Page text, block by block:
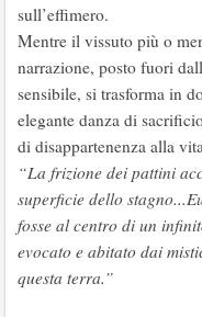
sull’effimero.
Mentre il vissuto più o
narrazione, posto fuori
sensibile, si trasforma in
elegante danza di
di disappartenenza alla
“La frizione dei pattini
superficie dello
fosse al centro di un
evocato e abitato dai
questa terra.”